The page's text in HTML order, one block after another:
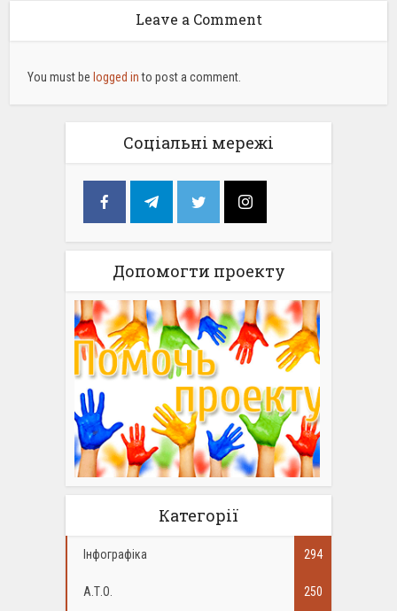
Leave a Comment
You must be logged into post a comment.
Соціальні мережі
Допомогти проекту
Категорії
Інфографіка 294
А.Т.О. 250